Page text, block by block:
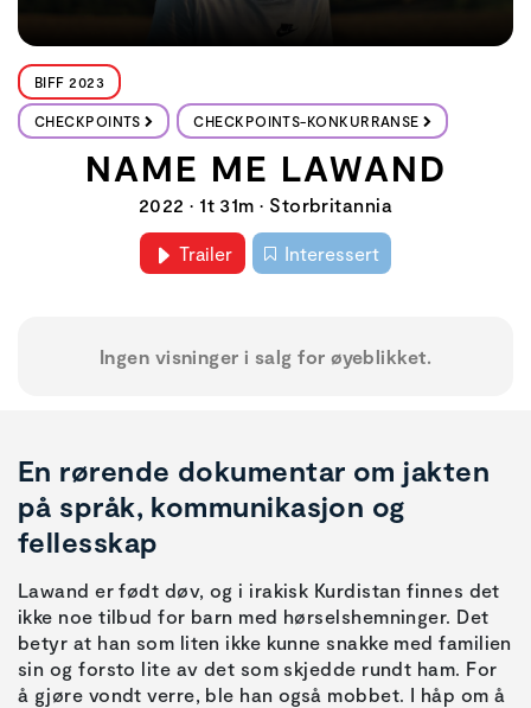
BIFF 2023
CHECKPOINTS CHECKPOINTS-KONKURRANSE
NAME ME LAWAND
2022 • 1t 31m • Storbritannia
Trailer Interessert
Ingen visninger i salg for øyeblikket.
En rørende dokumentar om jakten
på språk, kommunikasjon og
fellesskap
Lawand er født døv, og i irakisk Kurdistan finnes det
ikke noe tilbud for barn med hørselshemninger. Det
betyr at han som liten ikke kunne snakke med familien
sin og forsto lite av det som skjedde rundt ham. For
å gjøre vondt verre, ble han også mobbet. I håp om å